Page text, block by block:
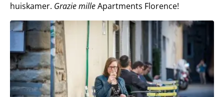
huiskamer. Grazie milleApartments Florence!